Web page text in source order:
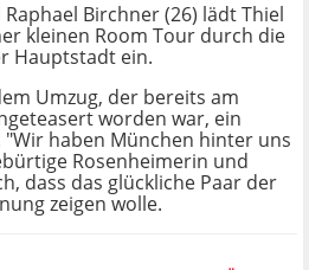
Birchner (26) lädt Thiel
kleinen Room Tour durch die
Hauptstadt ein.
Umzug, der bereits am
worden war, ein
haben München hinter uns
Rosenheimerin und
dass das glückliche Paar der
zeigen wolle.